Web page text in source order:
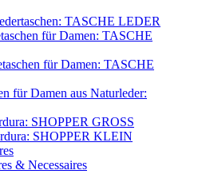
TASCHE LEDER
für Damen: TASCHE
für Damen: TASCHE
für Damen aus Naturleder:
SHOPPER GROSS
SHOPPER KLEIN
& Necessaires